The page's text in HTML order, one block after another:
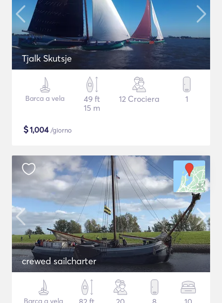
Tjalk Skutsje
Barca a vela
49 ft
15 m
12 Crociera 1
$1,004/giorno
crewed sailcharter
Barca a vela